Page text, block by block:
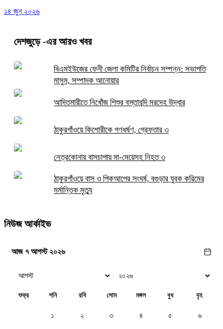
১৪ জুন ২০২৬
দেশজুড়ে-এর আরও খবর
বিএমইউজের ফেনী জেলা কমিটির নির্বাচন সম্পন্ন: সভাপতি
মাসুম, সম্পাদক আনোয়ার
আদিতমারীতে নিখোঁজ শিশুর বস্তাবন্দি মরদেহ উদ্ধার
ঠাকুরগাঁওয়ে কিশোরীকে গণধর্ষণ, গ্রেফতার ৩
নেত্রকোনায় বাসচাপায় মা-মেয়েসহ নিহত ৩
ঠাকুরগাঁওয়ে বাস ও পিকআপের সংঘর্ষ, বগুড়ার যুবক করিমের
মর্মান্তিক মৃত্যু
নিউজ আর্কাইভ
আজ ৭ আগস্ট ২০২৬
শুক্র শনি রবি সোম মঙ্গল বুধ বৃহ
১ ২ ৩ ৪ ৫ ৬